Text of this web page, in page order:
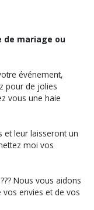
de mariage ou
événement,
pour de jolies
vous une haie
et leur laisseront un
moi vos
Nous vous aidons
envies et de vos